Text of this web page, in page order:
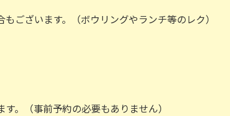
もございます。（ボウリングやランチ等のレク）
。（事前予約の必要もありません）